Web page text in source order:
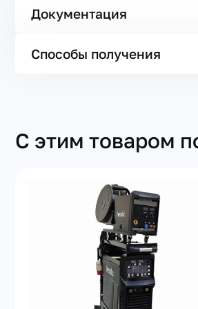
Документация
Способы получения
С этим товаром